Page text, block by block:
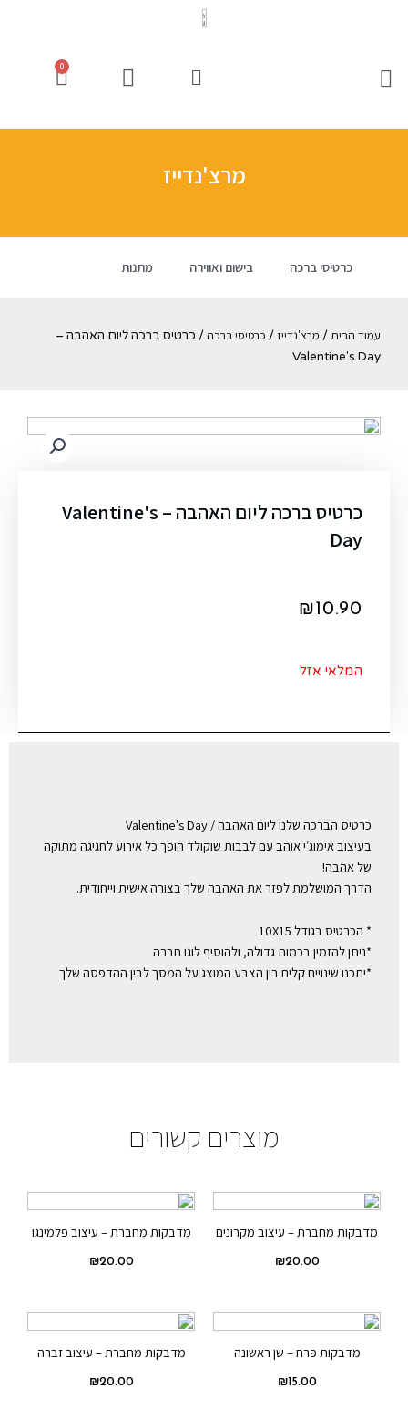
0
מרצ'נדייז
כרטיסי ברכה בישום ואווירה מתנות
עמוד הבית/ מרצ'נדייז / כרטיסי ברכה/ כרטיס ברכה ליום האהבה –
Valentine's Day
כרטיס ברכה ליום האהבה – Valentine's
Day
₪10.90
המלאי אזל
כרטיס הברכה שלנו ליום האהבה / Valentine's Day
בעיצוב אימוג׳י אוהב עם לבבות שוקולד הופך כל אירוע לחגיגה מתוקה
של אהבה!
הדרך המושלמת לפזר את האהבה שלך בצורה אישית וייחודית.
* הכרטיס בגודל 10X15
*ניתן להזמין בכמות גדולה, ולהוסיף לוגו חברה
*יתכנו שינויים קלים בין הצבע המוצג על המסך לבין ההדפסה שלך
מוצרים קשורים
מדבקות מחברת – עיצוב מקרונים
₪20.00
מדבקות מחברת – עיצוב פלמינגו
₪20.00
מדבקות פרח – שן ראשונה
₪15.00
מדבקות מחברת – עיצוב זברה
₪20.00